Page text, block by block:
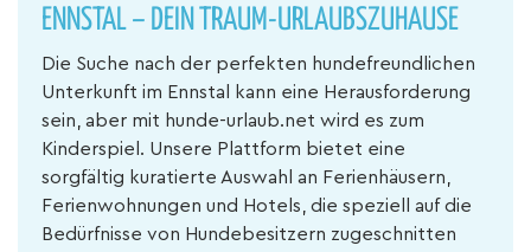
ENNSTAL – DEIN TRAUM-URLAUBSZUHAUSE
Die Suche nach der perfekten hundefreundlichen
Unterkunft im Ennstal kann eine Herausforderung
sein, aber mit hunde-urlaub.net wird es zum
Kinderspiel. Unsere Plattform bietet eine
sorgfältig kuratierte Auswahl an Ferienhäusern,
Ferienwohnungen und Hotels, die speziell auf die
Bedürfnisse von Hundebesitzern zugeschnitten